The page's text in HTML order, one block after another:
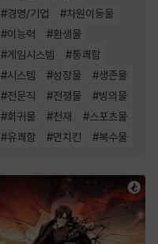
#경영/기업 #차원이동물
#이능력 #환생물
#게임시스템 #통쾌함
#시스템 #성장물 #생존물
#전문직 #전쟁물 #빙의물
#회귀물 #천재 #스포츠물
#유쾌함 #먼치킨 #복수물